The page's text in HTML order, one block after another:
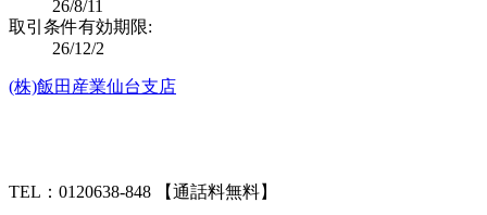
26/8/11
取引条件有効期限:
26/12/2
(株)飯田産業仙台支店
TEL：0120638-848 【通話料無料】